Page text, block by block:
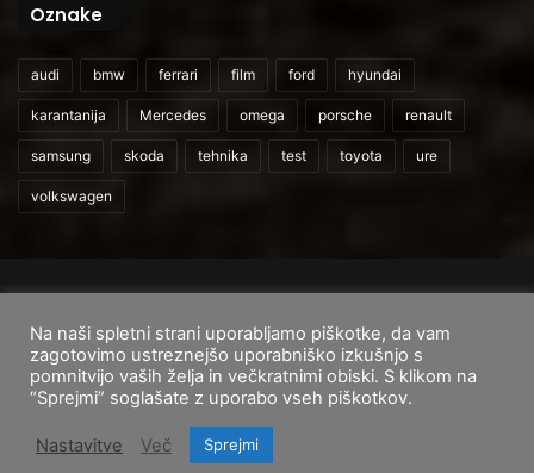
Oznake
audi bmw ferrari film ford hyundai
karantanija Mercedes omega porsche renault
samsung skoda tehnika test toyota ure
volkswagen
Domov
O nas Cenik storitev Pogoji uporabe
FacebookInstagram
TikTok
Na naši spletni strani uporabljamo piškotke, da vam
zagotovimo ustreznejšo uporabniško izkušnjo s
pomnitvijo vaših želja in večkratnimi obiski. S klikom na
“Sprejmi” soglašate z uporabo vseh piškotkov.
Nastavitve Več Sprejmi